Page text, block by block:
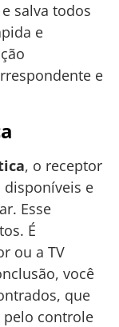
salva todos
e
e
, o receptor
disponíveis e
Esse
É
ou a TV
você
que
pelo controle